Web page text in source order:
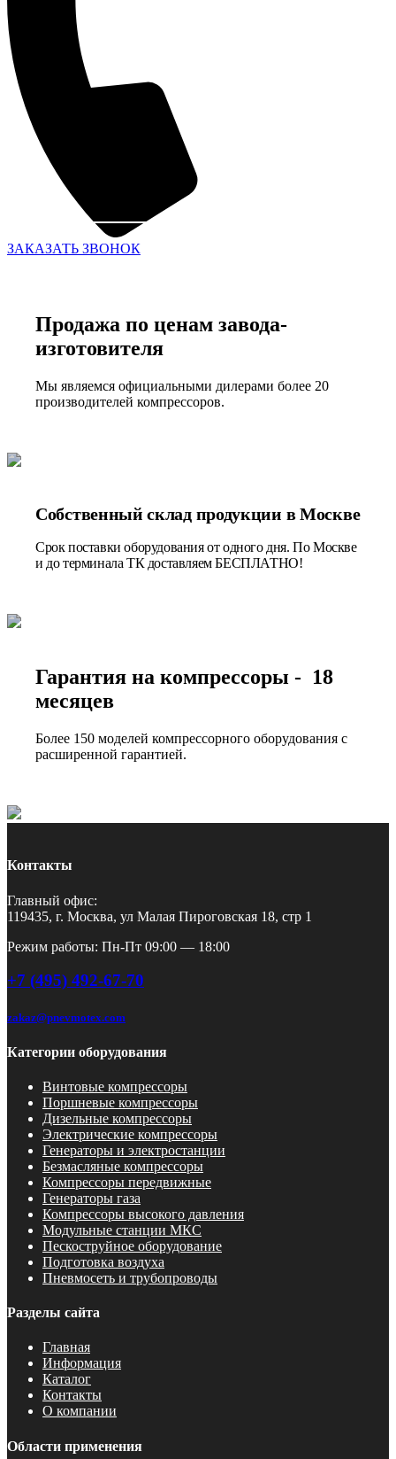
ЗАКАЗАТЬ ЗВОНОК
Продажа по ценам завода-
изготовителя
Мы являемся официальными дилерами более 20
производителей компрессоров.
Собственный склад продукции в Москве
Срок поставки оборудования от одного дня. По Москве
и до терминала ТК доставляем БЕСПЛАТНО!
Гарантия на компрессоры - 18
месяцев
Более 150 моделей компрессорного оборудования с
расширенной гарантией.
Контакты
Главный офис:
119435, г. Москва, ул Малая Пироговская 18, стр 1
Режим работы: Пн-Пт 09:00 — 18:00
+7 (495) 492-67-70
zakaz@pnevmotex.com
Категории оборудования
Винтовые компрессоры
Поршневые компрессоры
Дизельные компрессоры
Электрические компрессоры
Генераторы и электростанции
Безмасляные компрессоры
Компрессоры передвижные
Генераторы газа
Компрессоры высокого давления
Модульные станции МКС
Пескоструйное оборудование
Подготовка воздуха
Пневмосеть и трубопроводы
Разделы сайта
Главная
Информация
Каталог
Контакты
О компании
Области применения